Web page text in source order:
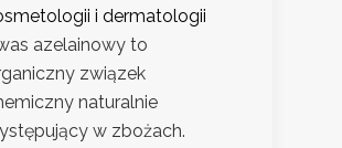
i dermatologii
azelainowy to
związek
naturalnie
w zbożach.